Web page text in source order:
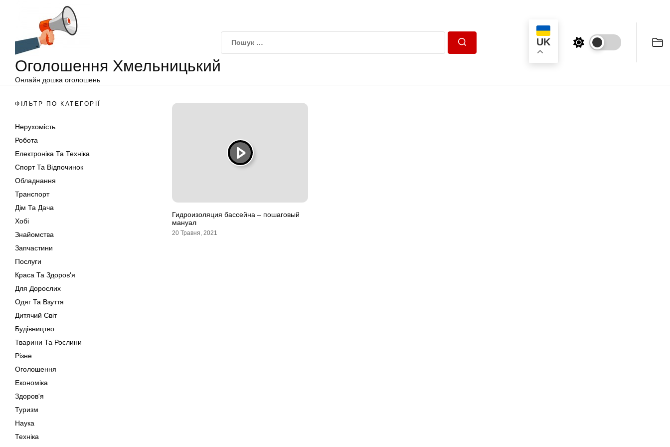
Оголошення Хмельницький
Онлайн дошка оголошень
UK
ФІЛЬТР ПО КАТЕГОРІЇ
Нерухомість
Робота
Електроніка Та Техніка
Спорт Та Відпочинок
Обладнання
Транспорт
Дім Та Дача
Хобі
Знайомства
Запчастини
Послуги
Краса Та Здоров'я
Для Дорослих
Одяг Та Взуття
Дитячий Світ
Будівництво
Тварини Та Рослини
Різне
Оголошення
Економіка
Здоров'я
Туризм
Наука
Техніка
Гидроизоляция бассейна – пошаговый
мануал
20 Травня, 2021